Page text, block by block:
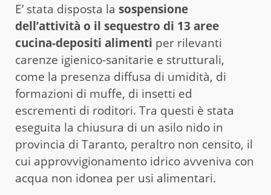
E’ stata disposta la sospensione
dell’attività o il sequestro di 13 aree
cucina-depositi alimenti per rilevanti
carenze igienico-sanitarie e strutturali,
come la presenza diffusa di umidità, di
formazioni di muffe, di insetti ed
escrementi di roditori. Tra questi è stata
eseguita la chiusura di un asilo nido in
provincia di Taranto, peraltro non censito, il
cui approvvigionamento idrico avveniva con
acqua non idonea per usi alimentari.